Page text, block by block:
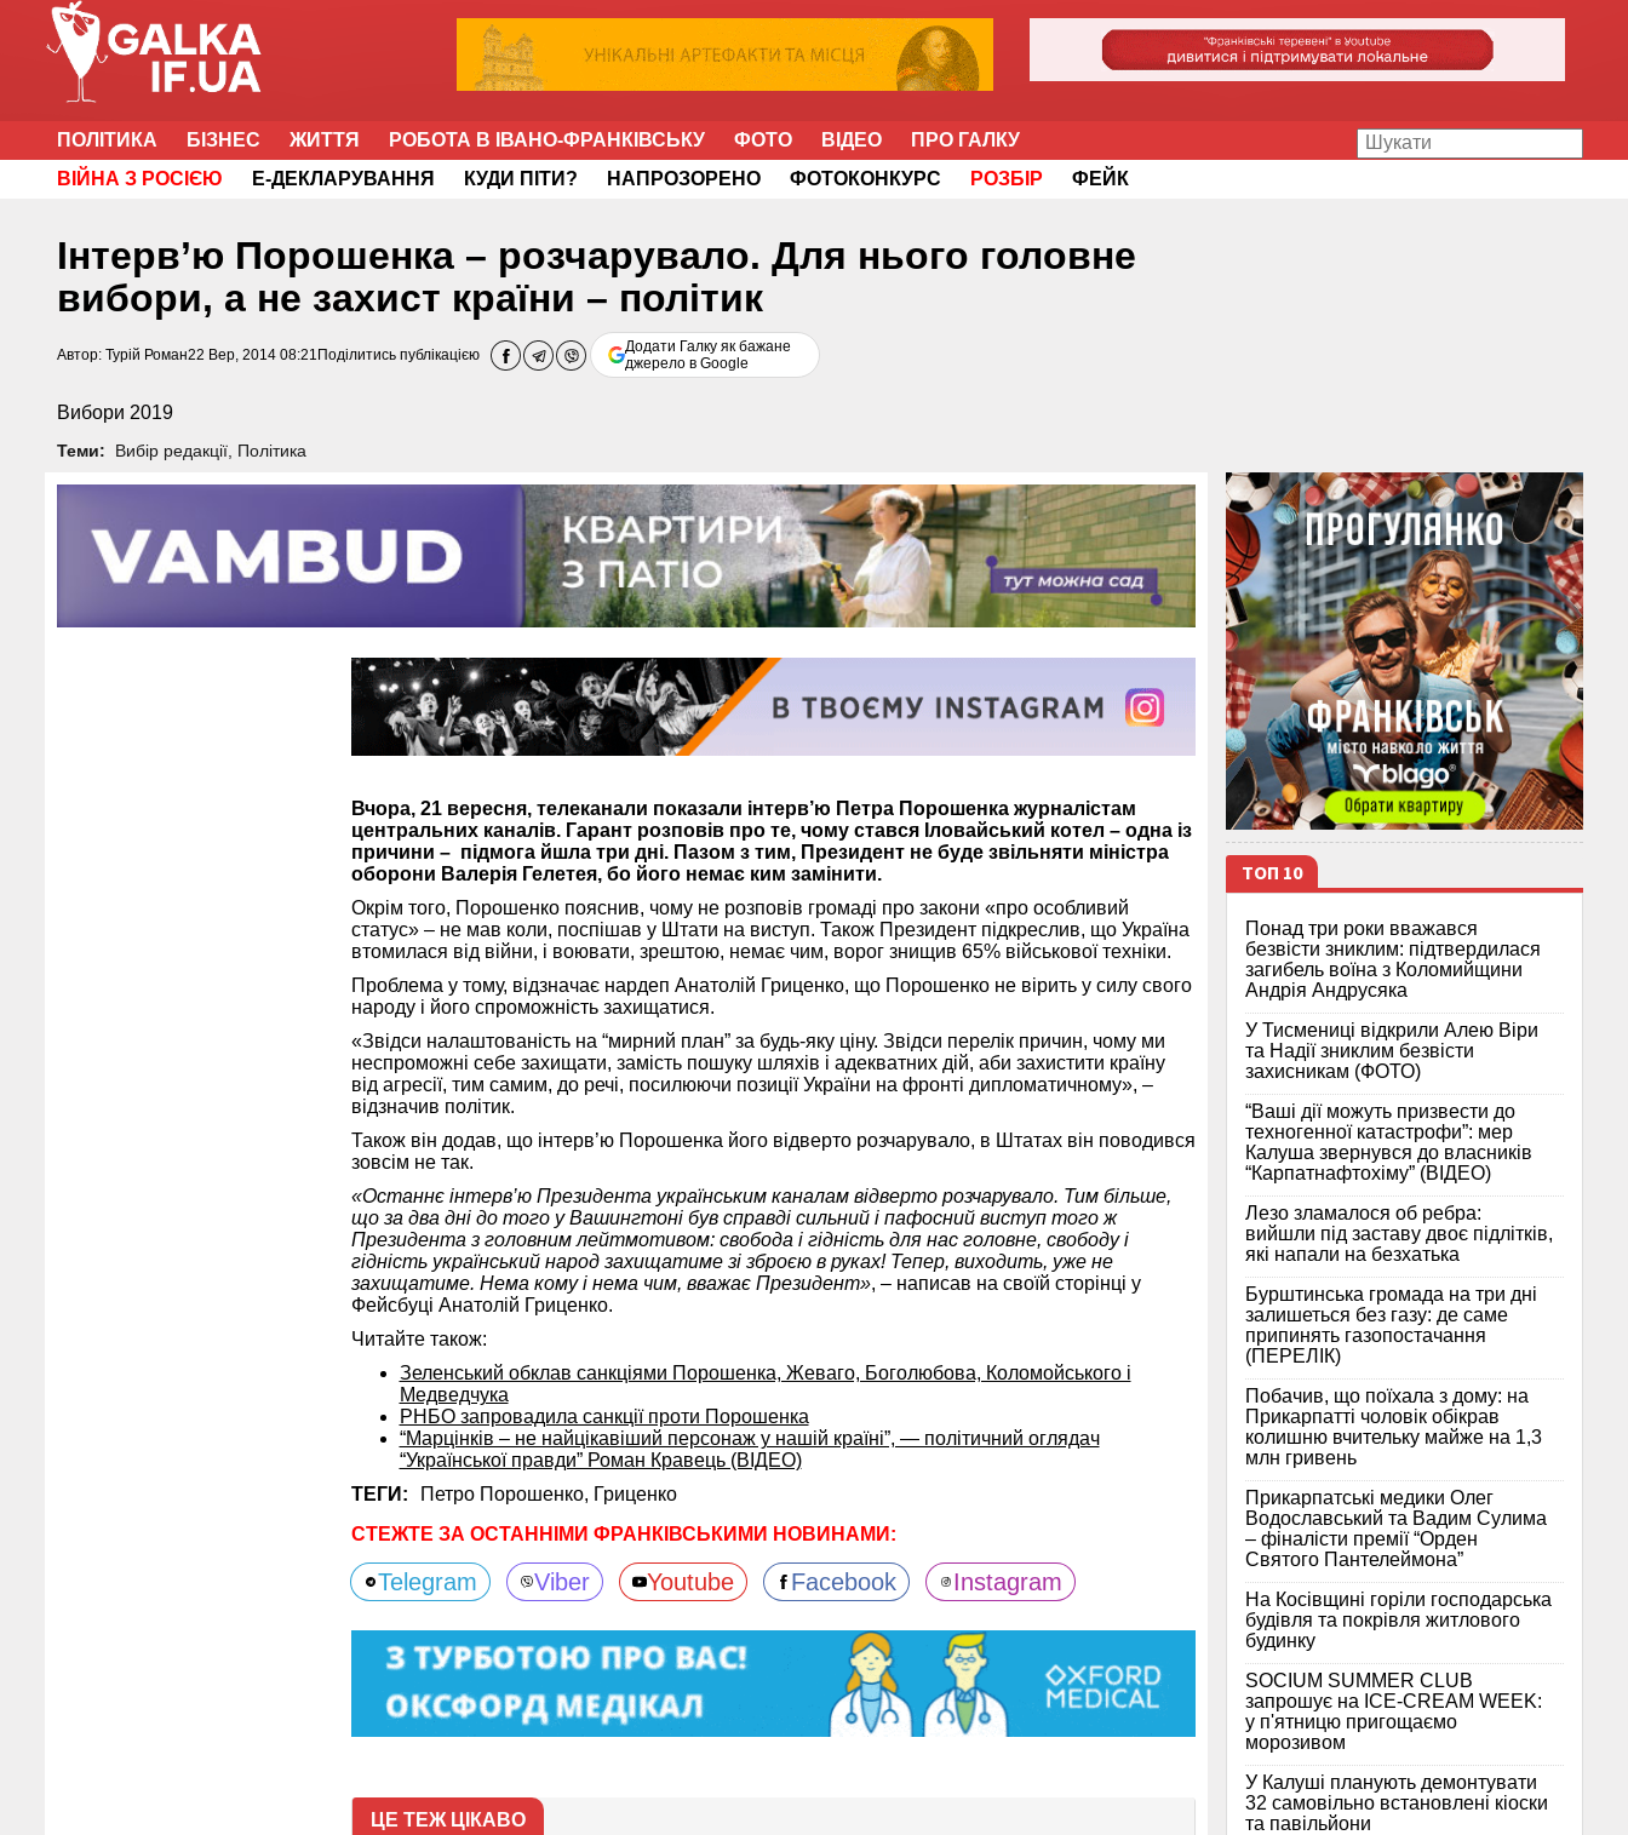
ПОЛІТИКА БІЗНЕС ЖИТТЯ РОБОТА В ІВАНО-ФРАНКІВСЬКУ ФОТО ВІДЕО
ПРО ГАЛКУ
ВІЙНА З РОСІЄЮ
Е-ДЕКЛАРУВАННЯ КУДИ ПІТИ? НАПРОЗОРЕНО ФОТОКОНКУРС РОЗБІР ФЕЙК
Інтерв’ю Порошенка – розчарувало. Для нього головне
вибори, а не захист країни – політик
Автор: Турій Роман22 Вер, 2014 08:21 Поділитись публікацією
Додати Галку як бажане
джерело в Google
Вибори 2019
Теми: Вибір редакції, Політика
Вчора, 21 вересня, телеканали показали інтерв’ю Петра Порошенка журналістам
центральних каналів. Гарант розповів про те, чому стався Іловайський котел – одна із
причини – підмога йшла три дні. Пазом з тим, Президент не буде звільняти міністра
оборони Валерія Гелетея, бо його немає ким замінити.
Окрім того, Порошенко пояснив, чому не розповів громаді про закони «про особливий
статус» – не мав коли, поспішав у Штати на виступ. Також Президент підкреслив, що Україна
втомилася від війни, і воювати, зрештою, немає чим, ворог знищив 65% військової техніки.
Проблема у тому, відзначає нардеп Анатолій Гриценко, що Порошенко не вірить у силу свого
народу і його спроможність захищатися.
«Звідси налаштованість на “мирний план” за будь-яку ціну. Звідси перелік причин, чому ми
неспроможні себе захищати, замість пошуку шляхів і адекватних дій, аби захистити країну
від агресії, тим самим, до речі, посилюючи позиції України на фронті дипломатичному», –
відзначив політик.
Також він додав, що інтерв’ю Порошенка його відверто розчарувало, в Штатах він поводився
зовсім не так.
«Останнє інтерв’ю Президента українським каналам відверто розчарувало. Тим більше,
що за два дні до того у Вашингтоні був справді сильний і пафосний виступ того ж
Президента з головним лейтмотивом: свобода і гідність для нас головне, свободу і
гідність український народ захищатиме зі зброєю в руках! Тепер, виходить, уже не
захищатиме. Нема кому і нема чим, вважає Президент», – написав на своїй сторінці у
Фейсбуці Анатолій Гриценко.
Читайте також:
Зеленський обклав санкціями Порошенка, Жеваго, Боголюбова, Коломойського і
Медведчука
РНБО запровадила санкції проти Порошенка
“Марцінків – не найцікавіший персонаж у нашій країні”, — політичний оглядач
“Української правди” Роман Кравець (ВІДЕО)
ТЕГИ:
Петро Порошенко, Гриценко
СТЕЖТЕ ЗА ОСТАННІМИ ФРАНКІВСЬКИМИ НОВИНАМИ:
Telegram Viber Youtube Facebook Instagram
ЦЕ ТЕЖ ЦІКАВО
ТОП 10
Понад три роки вважався
безвісти зниклим: підтвердилася
загибель воїна з Коломийщини
Андрія Андрусяка
У Тисмениці відкрили Алею Віри
та Надії зниклим безвісти
захисникам (ФОТО)
“Ваші дії можуть призвести до
техногенної катастрофи”: мер
Калуша звернувся до власників
“Карпатнафтохіму” (ВІДЕО)
Лезо зламалося об ребра:
вийшли під заставу двоє підлітків,
які напали на безхатька
Бурштинська громада на три дні
залишеться без газу: де саме
припинять газопостачання
(ПЕРЕЛІК)
Побачив, що поїхала з дому: на
Прикарпатті чоловік обікрав
колишню вчительку майже на 1,3
млн гривень
Прикарпатські медики Олег
Водославський та Вадим Сулима
– фіналісти премії “Орден
Святого Пантелеймона”
На Косівщині горіли господарська
будівля та покрівля житлового
будинку
SOCIUM SUMMER CLUB
запрошує на ICE-CREAM WEEK:
у п'ятницю пригощаємо
морозивом
У Калуші планують демонтувати
32 самовільно встановлені кіоски
та павільйони